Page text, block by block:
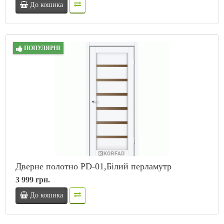
До кошика
ПОПУЛЯРНІ
Дверне полотно PD-01,Білий перламутр
3 999 грн.
До кошика